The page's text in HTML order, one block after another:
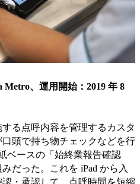
Metro、運用開始：2019 年 8
る点呼内容を管理するカスタ
頭で持ち物チェックなどを行
ベースの「始終業報告確認
だった。これを iPad から入